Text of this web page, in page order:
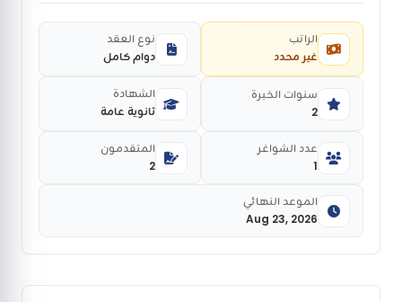
غير محدد
الراتب
دوام كامل
نوع العقد
2
سنوات الخبرة
ثانوية عامة
الشهادة
1
عدد الشواغر
2
المتقدمون
Aug 23, 2026
الموعد النهائي